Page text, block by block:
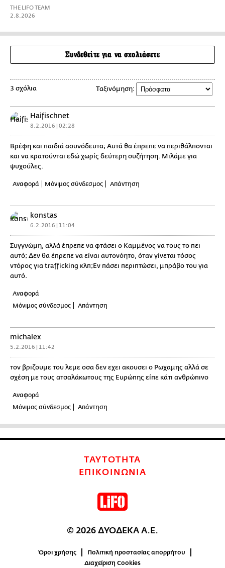
THE LIFO TEAM
2.8.2026
Συνδεθείτε για να σχολιάσετε
3 σχόλια Ταξινόμηση:
Haifischnet
8.2.2016 | 02:28
Βρέφη και παιδιά ασυνόδευτα; Αυτά θα έπρεπε να περιθάλπονται
και να κρατούνται εδώ χωρίς δεύτερη συζήτηση. Μιλάμε για
ψυχούλες.
Αναφορά Μόνιμος σύνδεσμος Απάντηση
konstas
6.2.2016 | 11:04
Συγγνώμη, αλλά έπρεπε να φτάσει ο Καμμένος να τους το πει
αυτό; Δεν θα έπρεπε να είναι αυτονόητο, όταν γίνεται τόσος
ντόρος για trafficking κλπ;Εν πάσει περιπτώσει, μπράβο του για
αυτό.
Αναφορά
Μόνιμος σύνδεσμος
Απάντηση
michalex
5.2.2016 | 11:42
τον βριζουμε του λεμε οσα δεν εχει ακουσει ο Ρωχαμης αλλά σε
σχέση με τους ατσαλάκωτους της Ευρώπης είπε κάτι ανθρώπινο
Αναφορά
Μόνιμος σύνδεσμος
Απάντηση
ΤΑΥΤΟΤΗΤΑ
ΕΠΙΚΟΙΝΩΝΙΑ
© 2026 ΔΥΟΔΕΚΑ Α.Ε.
Όροι χρήσης
Πολιτική προστασίας απορρήτου
Διαχείριση Cookies